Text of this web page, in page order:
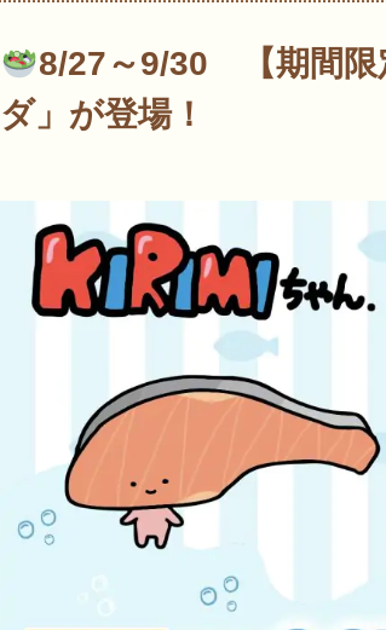
8/27～9/30 【期間限
ダ」が登場！